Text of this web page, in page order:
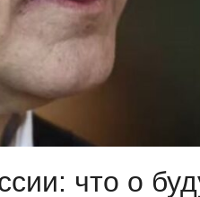
что о